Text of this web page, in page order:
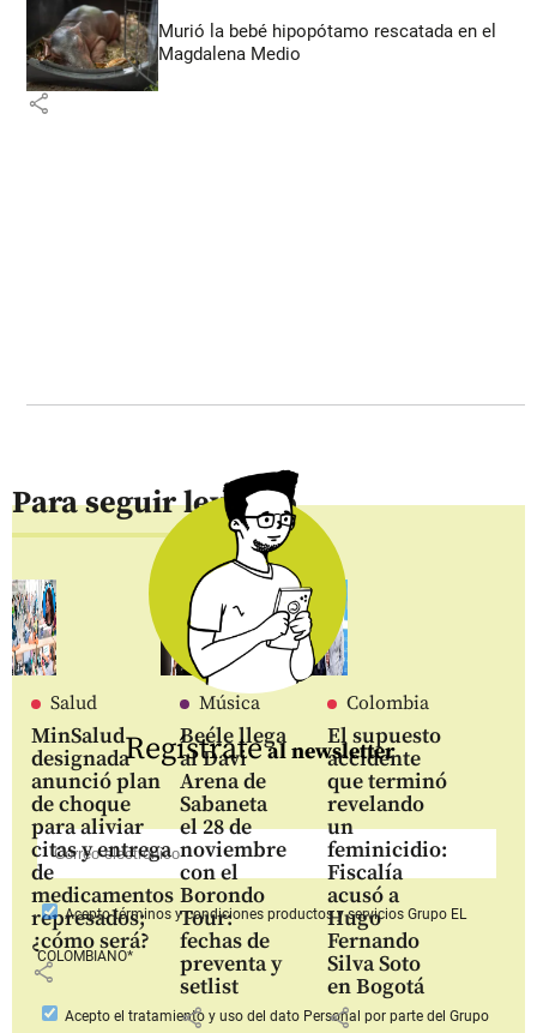
Murió la bebé hipopótamo rescatada en el
Magdalena Medio
share
Para seguir leyendo
Salud
MinSalud
designada
anunció plan
de choque
para aliviar
citas y entrega
de
medicamentos
represados;
¿cómo será?
share
Música
Beéle llega
al Davi
Arena de
Sabaneta
el 28 de
noviembre
con el
Borondo
Tour:
fechas de
preventa y
setlist
share
Colombia
El supuesto
accidente
que terminó
revelando
un
feminicidio:
Fiscalía
acusó a
Hugo
Fernando
Silva Soto
en Bogotá
share
Regístrateal newsletter
Aceptotérminos y condiciones productos y serviciosGrupo EL
COLOMBIANO*
Acepto el tratamiento y uso del dato Personal por parte del Grupo